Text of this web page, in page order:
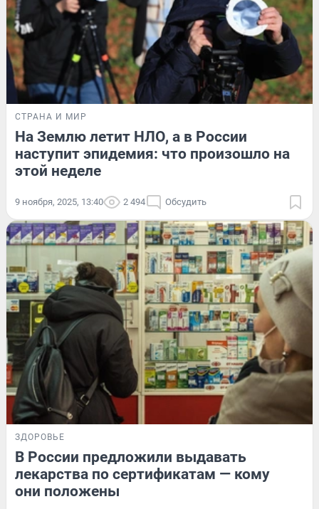
СТРАНА И МИР
На Землю летит НЛО, а в России
наступит эпидемия: что произошло на
этой неделе
9 ноября, 2025, 13:40 2 494 Обсудить
ЗДОРОВЬЕ
В России предложили выдавать
лекарства по сертификатам — кому
они положены